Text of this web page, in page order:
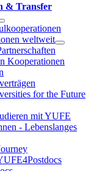
& Transfer
weltweit
Kooperationen
for the Future
mit YUFE
- Lebenslanges